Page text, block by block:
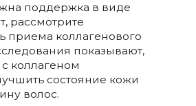
поддержка в виде
рассмотрите
приема коллагенового
показывают,
коллагеном
состояние кожи
волос.